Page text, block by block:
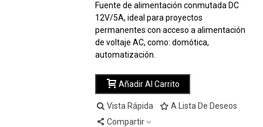
Fuente de alimentación conmutada DC
12V/5A, ideal para proyectos
permanentes con acceso a alimentación
de voltaje AC, como: domótica,
automatización.
Añadir Al Carrito
Vista Rápida
A Lista De Deseos
Compartir